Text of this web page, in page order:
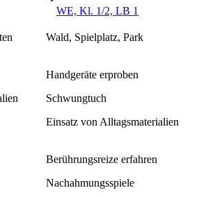
WE, Kl. 1/2, LB 1
Wald, Spielplatz, Park
Handgeräte erproben
Schwungtuch
Einsatz von Alltagsmaterialien
Berührungsreize erfahren
Nachahmungsspiele